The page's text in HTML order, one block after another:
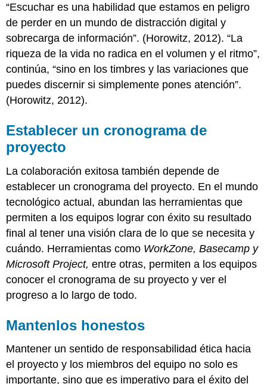
“Escuchar es una habilidad que estamos en peligro
de perder en un mundo de distracción digital y
sobrecarga de información”. (Horowitz, 2012). “La
riqueza de la vida no radica en el volumen y el ritmo”,
continúa, “sino en los timbres y las variaciones que
puedes discernir si simplemente pones atención”.
(Horowitz, 2012).
Establecer un cronograma de
proyecto
La colaboración exitosa también depende de
establecer un cronograma del proyecto. En el mundo
tecnológico actual, abundan las herramientas que
permiten a los equipos lograr con éxito su resultado
final al tener una visión clara de lo que se necesita y
cuándo. Herramientas como WorkZone, Basecamp y
Microsoft Project, entre otras, permiten a los equipos
conocer el cronograma de su proyecto y ver el
progreso a lo largo de todo.
Mantenlos honestos
Mantener un sentido de responsabilidad ética hacia
el proyecto y los miembros del equipo no solo es
importante, sino que es imperativo para el éxito del